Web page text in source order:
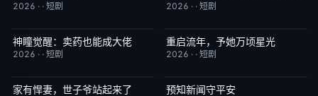
2026 · · 短剧 2026 · · 短剧
完结 7.0
神瞳觉醒：卖药也能成大佬
2026 · · 短剧
完结
重启流年，予她万顷星光
2026 · · 短剧
完结
家有悍妻，世子爷站起来了 完结
预知新闻守平安